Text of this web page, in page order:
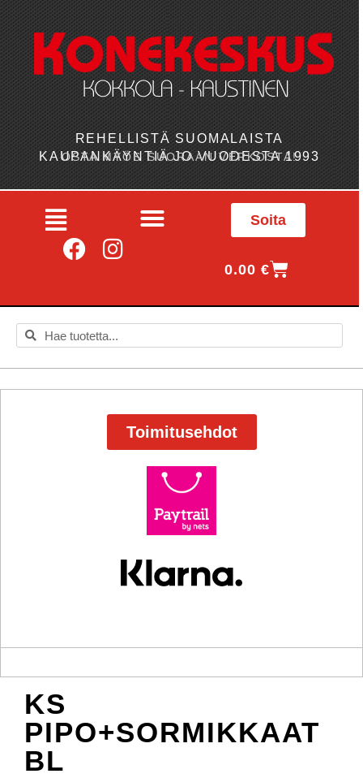
REHELLISTÄ SUOMALAISTA
KAUPANKÄYNTIÄ JO VUODESTA 1993
OSTA MYÖS SUORAAN VERKOSTA!
Soita
0.00€
Toimitusehdot
KS
PIPO+SORMIKKAAT
BL